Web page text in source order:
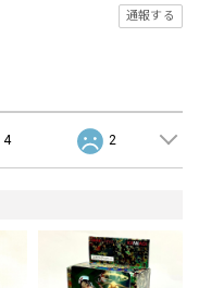
通報する
4 2